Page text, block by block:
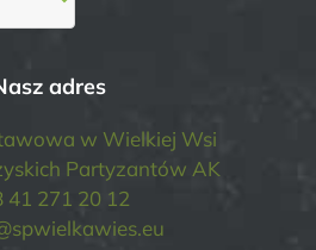
adres
w Wielkiej Wsi
Partyzantów AK
41 271 20 12